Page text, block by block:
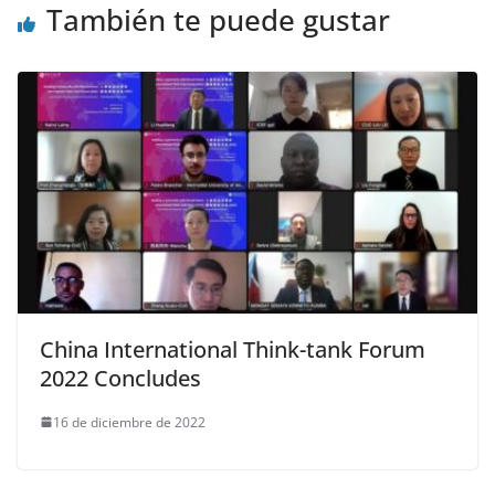
También te puede gustar
China International Think-tank Forum
2022 Concludes
16 de diciembre de 2022